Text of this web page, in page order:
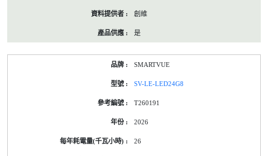
創維
是
SMARTVUE
SV-LE-LED24G8
T260191
2026
26